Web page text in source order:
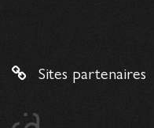
Sites partenaires